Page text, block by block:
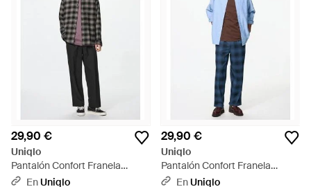
29,90 €
Uniqlo
Pantalón Confort Franela
Tobillero - Negro
EnUniqlo
29,90 €
Uniqlo
Pantalón Confort Franela
Tobillero Cuadros - Azul
EnUniqlo